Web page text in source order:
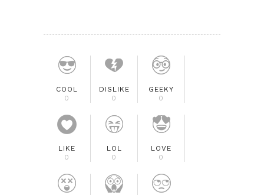
COOL
0
DISLIKE
0
GEEKY
0
LIKE
0
LOL
0
LOVE
0